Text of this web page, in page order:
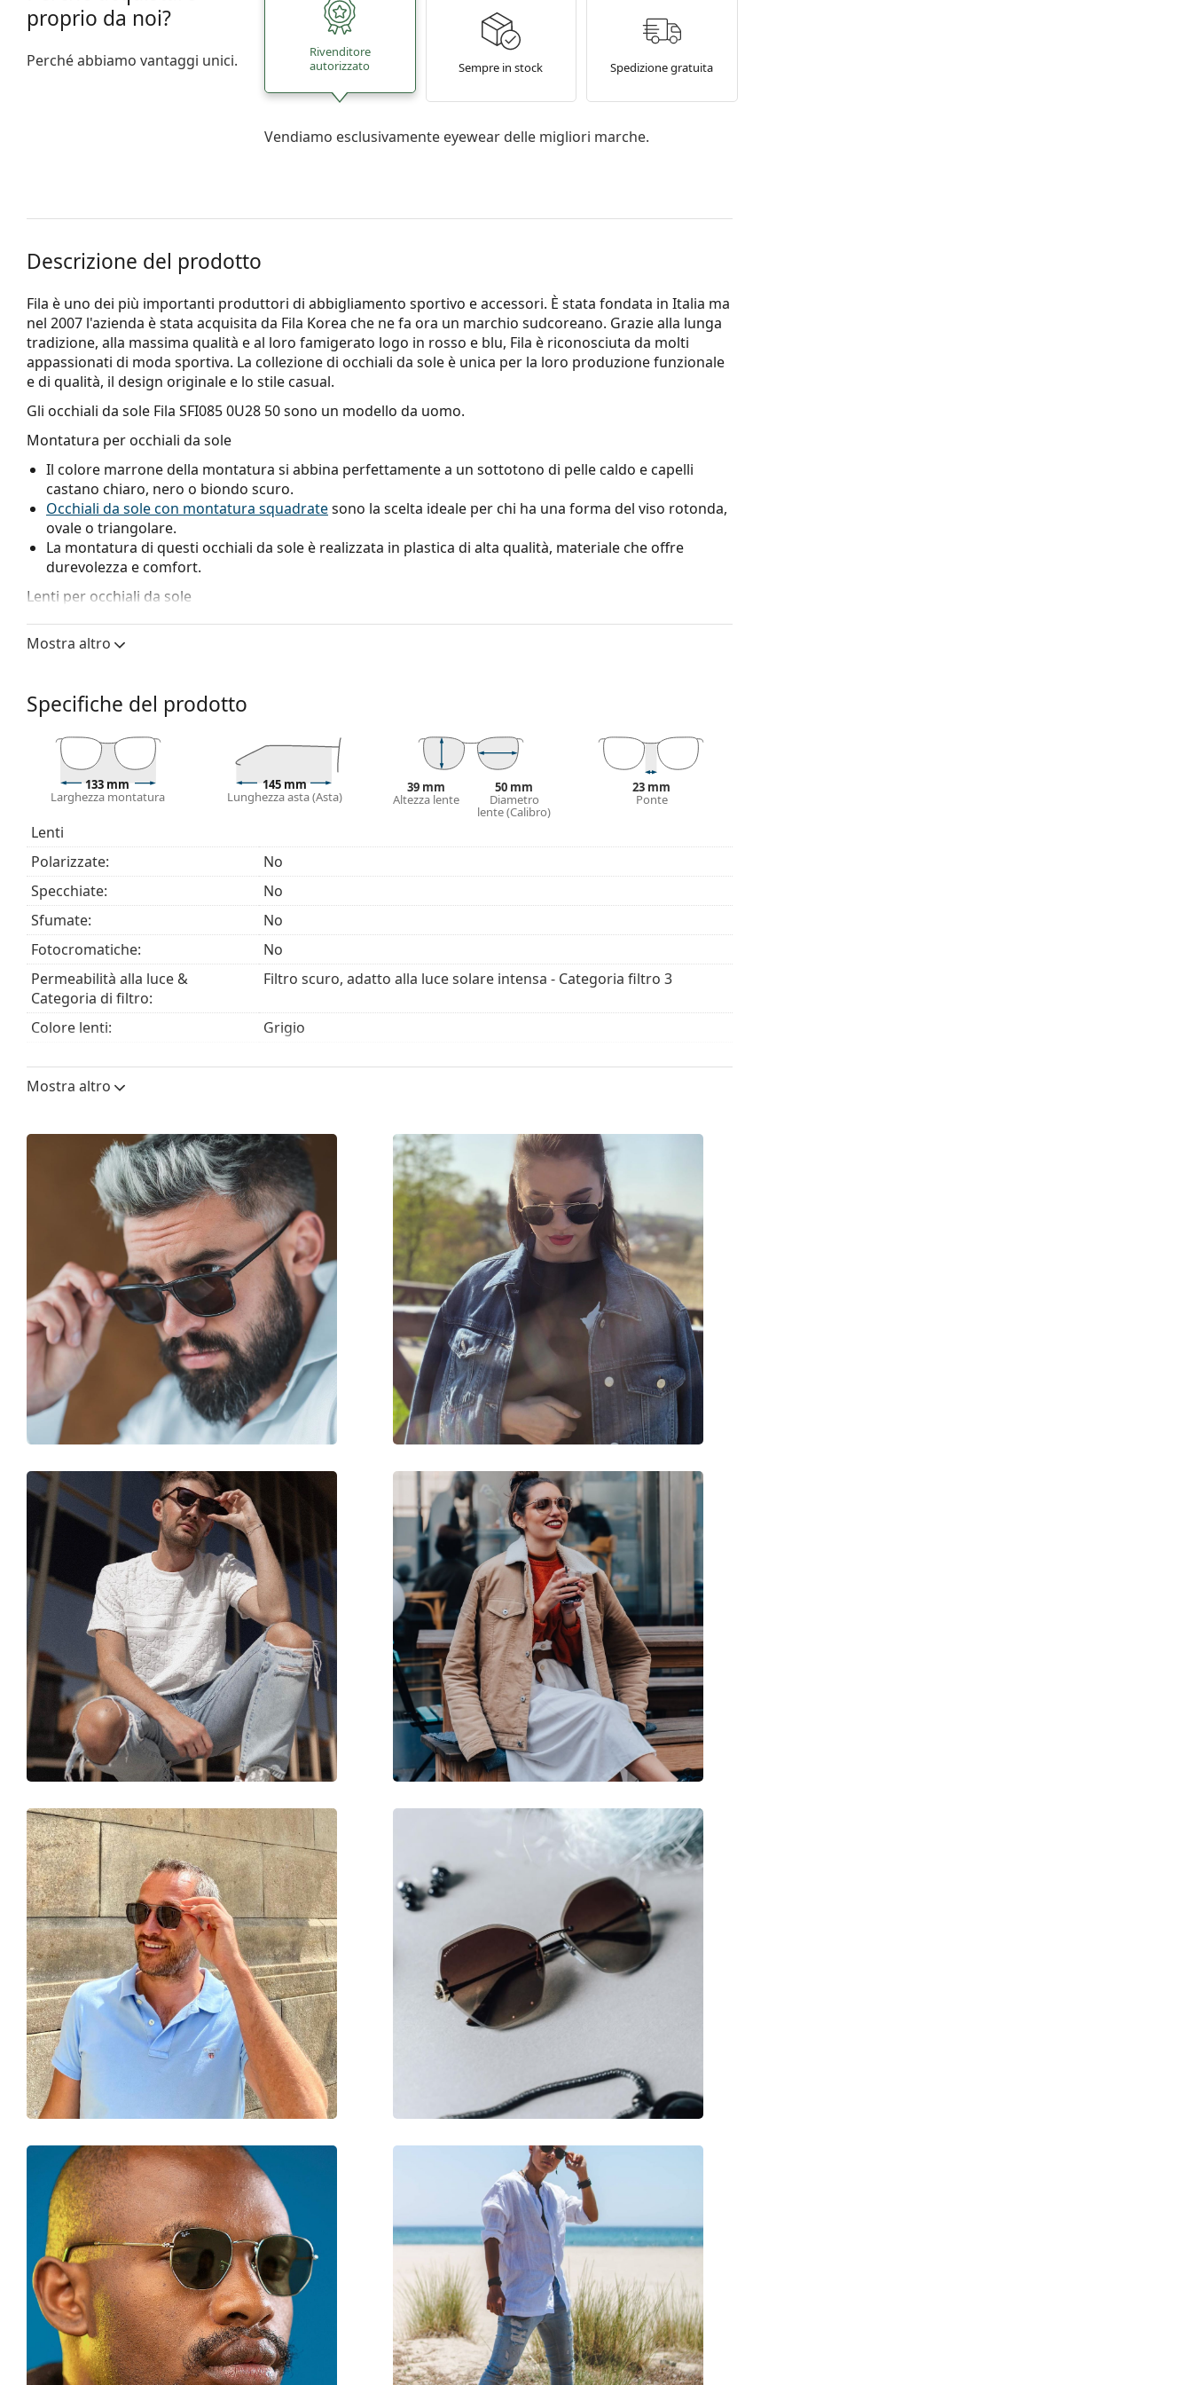
proprio da noi?
Perché abbiamo vantaggi unici.
Rivenditore
autorizzato
Sempre in stock Spedizione gratuita
Vendiamo esclusivamente eyewear delle migliori marche.
Descrizione del prodotto
Fila è uno dei più importanti produttori di abbigliamento sportivo e accessori. È stata fondata in Italia ma
nel 2007 l'azienda è stata acquisita da Fila Korea che ne fa ora un marchio sudcoreano. Grazie alla lunga
tradizione, alla massima qualità e al loro famigerato logo in rosso e blu, Fila è riconosciuta da molti
appassionati di moda sportiva. La collezione di occhiali da sole è unica per la loro produzione funzionale
e di qualità, il design originale e lo stile casual.
Gli occhiali da sole Fila SFI085 0U28 50sono un modello da uomo.
Montatura per occhiali da sole
Il colore marrone della montatura si abbina perfettamente a un sottotono di pelle caldo e capelli
castano chiaro, nero o biondo scuro.
Occhiali da sole con montatura squadratesono la scelta ideale per chi ha una forma del viso rotonda,
ovale o triangolare.
La montatura di questi occhiali da sole è realizzata in plastica di alta qualità, materiale che offre
durevolezza e comfort.
Lenti per occhiali da sole
Le lenti grigie riducono l'intensità della luce senza alterare il contrasto o distorcere i colori.
Le lenti sono in plastica, i cui innegabili vantaggi sono la leggerezza e la resistenza alla rottura.
adatti per un'intensa esposizione al sole in spiaggia o in città.
Accessori
Consegniamo gli occhiali da sole nella loro custodia originale. Il colore della custodia e il suo design
possono variare.
Il panno in dotazione è ideale per la pulizia e la cura degli occhiali da sole. Alcuni modelli possono
essere forniti con un sacchetto di tessuto anziché con un panno.
Esplora l'intera gamma diocchiali da solee scopri tantissimi modelli dei migliori marchi.
Mostra altro
Specifiche del prodotto
133 mm
Larghezza montatura
145 mm
Lunghezza asta (Asta)
39 mm
Altezza lente
50 mm
Diametro
lente (Calibro)
23 mm
Ponte
Lenti
Polarizzate:
No
Specchiate:
No
Sfumate:
No
Fotocromatiche:
No
Permeabilità alla luce &
Categoria di filtro:
Filtro scuro, adatto alla luce solare intensa - Categoria filtro 3
Colore lenti:
Grigio
Diametro lente (Calibro):
Filtro UV 400:
Sì
Montatura
Forma montatura:
Squadrata
Colore montatura:
Marrone
Materiale montatura:
Plastica
Taglia:
M
Larghezza montatura:
133 mm
Lunghezza asta (Asta):
145 mm
Ponte:
23 mm
Peso:
100 g
Naselli regolabili:
No
Accessori
Custodia:
Sì
Panno per pulizia:
Sì
Altro
Uomo
Categorie:
Occhiali da sole
Marca:
Fila
Utilizzo:
Moda
Codice:
SFI085 0U28 50
Mostra altro